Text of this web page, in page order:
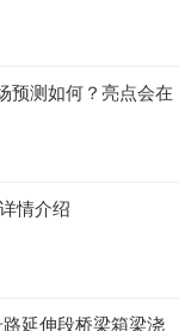
预测如何？亮点会在
情介绍
延伸段桥梁箱梁浇